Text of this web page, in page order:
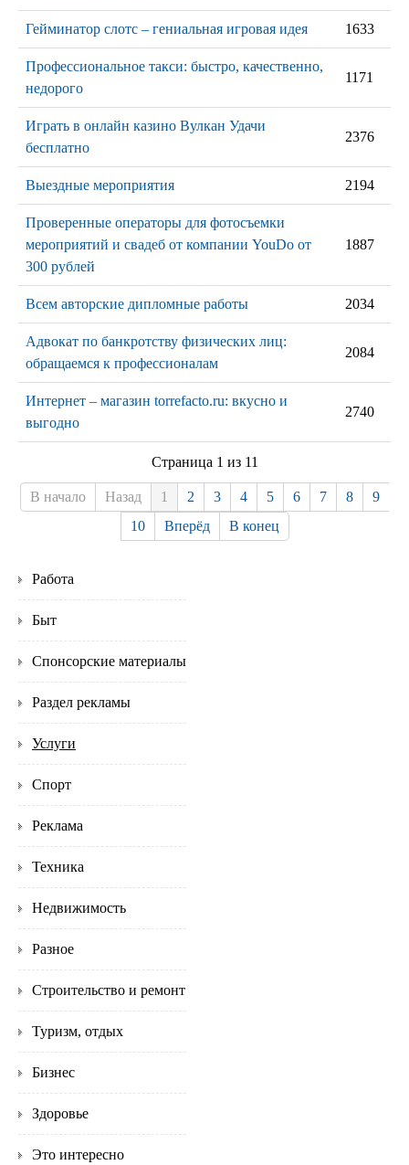
Гейминатор слотс – гениальная игровая идея 1633
Профессиональное такси: быстро, качественно,
недорого
1171
Играть в онлайн казино Вулкан Удачи
бесплатно
2376
Выездные мероприятия 2194
Проверенные операторы для фотосъемки
мероприятий и свадеб от компании YouDo от
300 рублей
1887
Всем авторские дипломные работы 2034
Адвокат по банкротству физических лиц:
обращаемся к профессионалам
2084
Интернет – магазин torrefacto.ru: вкусно и
выгодно
2740
Страница 1 из 11
В начало Назад 1 2 3 4 5 6 7 8
9
10
Вперёд В конец
Работа
Быт
Спонсорские материалы
Раздел рекламы
Услуги
Спорт
Реклама
Техника
Недвижимость
Разное
Строительство и ремонт
Туризм, отдых
Бизнес
Здоровье
Это интересно